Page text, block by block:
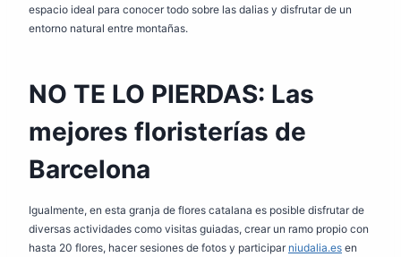
espacio ideal para conocer todo sobre las dalias y disfrutar de un
entorno natural entre montañas.
NO TE LO PIERDAS: Las
mejores floristerías de
Barcelona
Igualmente, en esta granja de flores catalana es posible disfrutar de
diversas actividades como visitas guiadas, crear un ramo propio con
hasta 20 flores, hacer sesiones de fotos y participar niudalia.es en